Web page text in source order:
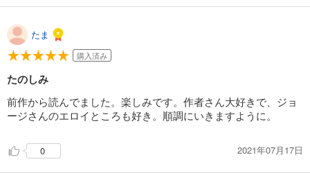
たま
購入済み
たのしみ
前作から読んでました。楽しみです。作者さん大好きで、ジョ
ージさんのエロイところも好き。順調にいきますように。
0 2021年07月17日